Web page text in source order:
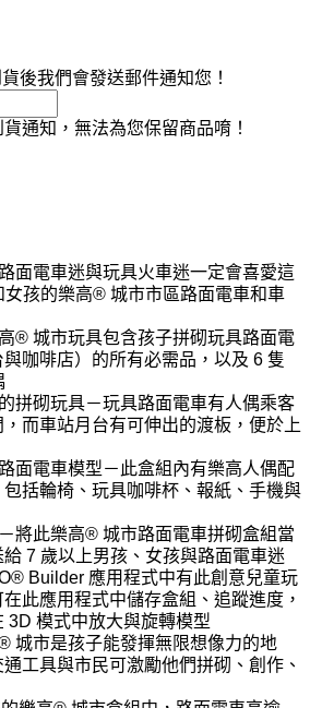
後我們會發送郵件通知您！
通知，無法為您保留商品唷！
面電車迷與玩具火車迷一定會喜愛這
女孩的樂高® 城市市區路面電車和車
® 城市玩具包含孩子拼砌玩具路面電
咖啡店）的所有必需品，以及 6 隻
拼砌玩具－玩具路面電車有人偶乘客
而車站月台有可伸出的渡板，便於上
面電車模型－此盒組內有樂高人偶配
括輪椅、玩具咖啡杯、報紙、手機與
將此樂高® 城市路面電車拼砌盒組當
7 歲以上男孩、女孩與路面電車迷
Builder 應用程式中有此創意兒童玩
此應用程式中儲存盒組、追蹤進度，
3D 模式中放大與旋轉模型
城市是孩子能發揮無限想像力的地
工具與市民可激勵他們拼砌、創作、